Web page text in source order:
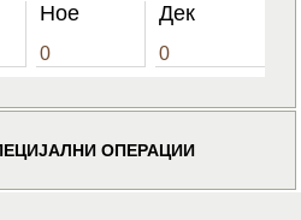
Ное
0
Дек
0
ОПЕРАЦИИ